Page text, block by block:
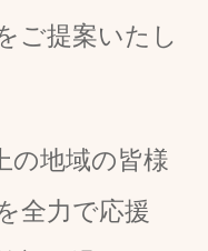
ご提案いたし
の地域の皆様
全力で応援